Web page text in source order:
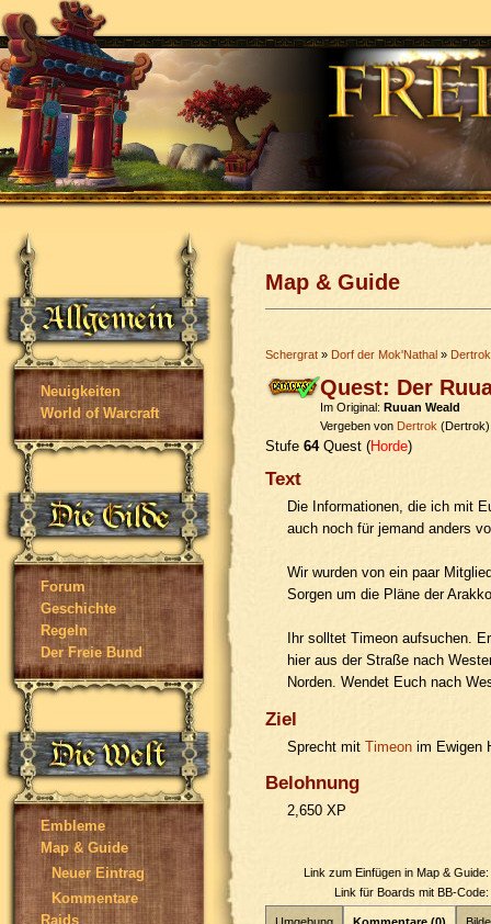
Neuigkeiten
World of Warcraft
Forum
Geschichte
Regeln
Der Freie Bund
Embleme
Map & Guide
Neuer Eintrag
Kommentare
Raids
Map & Guide
Schergrat » Dorf der Mok'Nathal » Dertrok
Quest: Der
Im Original: Ruuan Weald
Vergeben von Dertrok (Dertrok)
Stufe 64Quest (Horde)
Text
Die Informationen, die ich mit
auch noch für jemand anders
Wir wurden von ein paar
Sorgen um die Pläne der
Ihr solltet Timeon aufsuchen.
hier aus der Straße nach
Norden. Wendet Euch nach
Ziel
Sprecht mit Timeon im Ewigen
Belohnung
2,650 XP
Link zum Einfügen in Map & Guide:
Link für Boards mit BB-Code: